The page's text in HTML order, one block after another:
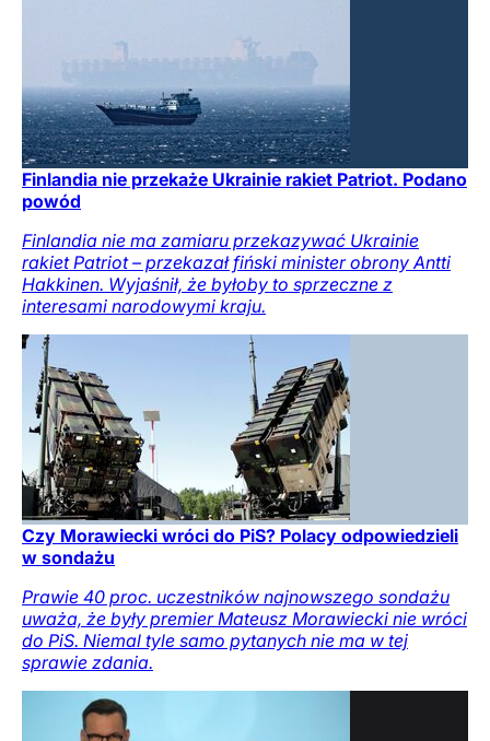
Finlandia nie przekaże Ukrainie rakiet Patriot. Podano
powód
Finlandia nie ma zamiaru przekazywać Ukrainie
rakiet Patriot – przekazał fiński minister obrony Antti
Hakkinen. Wyjaśnił, że byłoby to sprzeczne z
interesami narodowymi kraju.
Czy Morawiecki wróci do PiS? Polacy odpowiedzieli
w sondażu
Prawie 40 proc. uczestników najnowszego sondażu
uważa, że były premier Mateusz Morawiecki nie wróci
do PiS. Niemal tyle samo pytanych nie ma w tej
sprawie zdania.